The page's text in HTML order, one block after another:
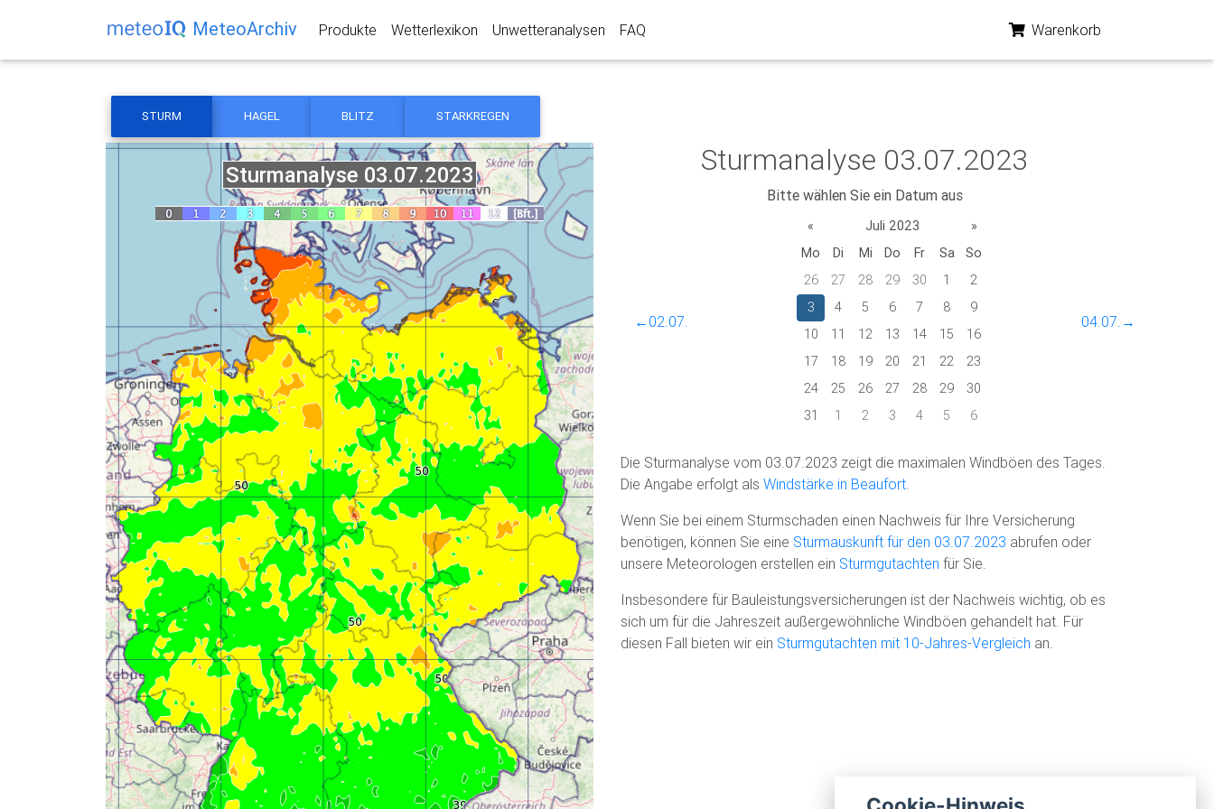
MeteoArchiv Produkte Wetterlexikon Unwetteranalysen FAQ Warenkorb
STURM HAGEL BLITZ STARKREGEN
Sturmanalyse 03.07.2023
Bitte wählen Sie ein Datum aus
←02.07.
« Juli 2023
»
Mo
Di Mi Do Fr Sa
So
26
27 28 29 30 1
2
3
4 5 6 7 8
9
10
11 12 13 14 15
16
17
18 19 20 21 22
23
24
25 26 27 28 29
30
31
1 2 3 4 5 6
04.07.→
Die Sturmanalyse vom 03.07.2023 zeigt die maximalen Windböen des Tages.
Die Angabe erfolgt als Windstärke in Beaufort
Wenn Sie bei einem Sturmschaden einen Nachweis für Ihre Versicherung
benötigen, können Sie eine Sturmauskunft für den 03.07.2023 abrufen oder
unsere Meteorologen erstellen ein Sturmgutachten für Sie.
Insbesondere für Bauleistungsversicherungen ist der Nachweis wichtig, ob es
sich um für die Jahreszeit außergewöhnliche Windböen gehandelt hat. Für
diesen Fall bieten wir ein Sturmgutachten mit 10-Jahres-Vergleich an.